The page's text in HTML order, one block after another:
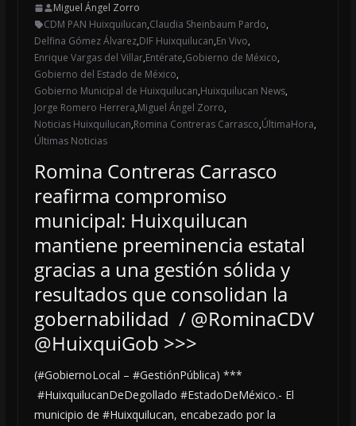
Miguel Ángel Zorro
CDM PAN Huixquilucan,Claudia Sheinbaum Pardo,
Delfina Gómez Álvarez,DIF Huixquilucan,En Vivo,
Enrique Vargas del Villar,Entérate,Gobierno de México,
Gobierno del Estado de México,
Gobierno Municipal de Huixquilucan,Huixquilucan News,
Jorge Romero Herrera,Miguel Ángel Zorro,
Noticias Huixquilucan,Romina Contreras Carrasco,ÚltimaHora,
Últimas Noticias
Romina Contreras Carrasco
reafirma compromiso
municipal: Huixquilucan
mantiene preeminencia estatal
gracias a una gestión sólida y
resultados que consolidan la
gobernabilidad / @RominaCDV
@HuixquiGob >>>
(#GobiernoLocal – #GestiónPública) ***
#HuixquilucanDeDegollado #EstadoDeMéxico.- El
municipio de #Huixquilucan, encabezado por la